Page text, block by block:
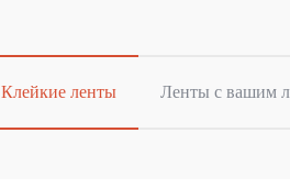
Клейкие ленты Ленты с вашим